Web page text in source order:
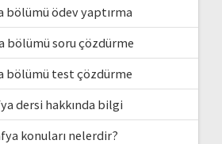
bölümü ödev yaptırma
bölümü soru çözdürme
bölümü test çözdürme
dersi hakkında bilgi
konuları nelerdir?